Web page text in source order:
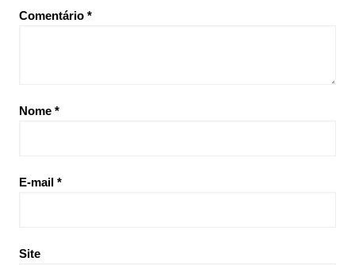
Comentário *
Nome *
E-mail *
Site